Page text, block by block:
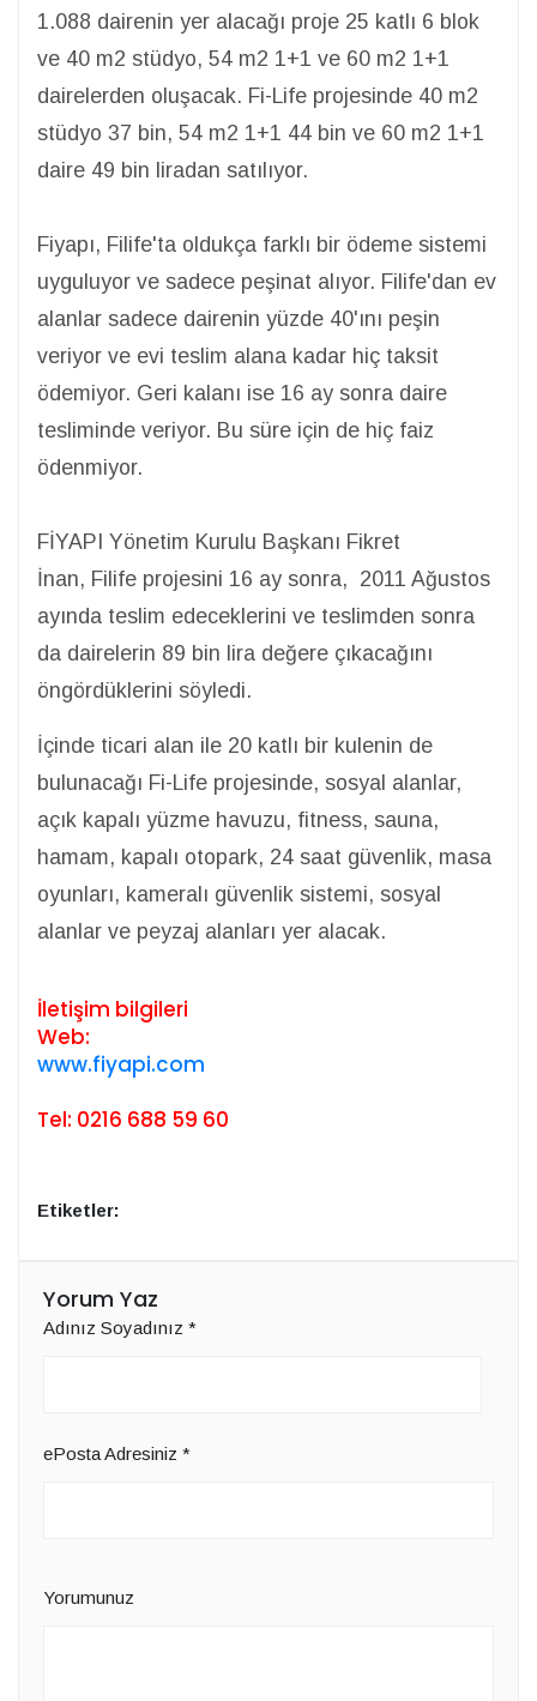
1.088 dairenin yer alacağı proje 25 katlı 6 blok
ve 40 m2 stüdyo, 54 m2 1+1 ve 60 m2 1+1
dairelerden oluşacak. Fi-Life projesinde 40 m2
stüdyo 37 bin, 54 m2 1+1 44 bin ve 60 m2 1+1
daire 49 bin liradan satılıyor.
Fiyapı, Filife'ta oldukça farklı bir ödeme sistemi
uyguluyor ve sadece peşinat alıyor. Filife'dan ev
alanlar sadece dairenin yüzde 40'ını peşin
veriyor ve evi teslim alana kadar hiç taksit
ödemiyor. Geri kalanı ise 16 ay sonra daire
tesliminde veriyor. Bu süre için de hiç faiz
ödenmiyor.
FİYAPI Yönetim Kurulu Başkanı Fikret
İnan, Filife projesini 16 ay sonra, 2011 Ağustos
ayında teslim edeceklerini ve teslimden sonra
da dairelerin 89 bin lira değere çıkacağını
öngördüklerini söyledi.
İçinde ticari alan ile 20 katlı bir kulenin de
bulunacağı Fi-Life projesinde, sosyal alanlar,
açık kapalı yüzme havuzu, fitness, sauna,
hamam, kapalı otopark, 24 saat güvenlik, masa
oyunları, kameralı güvenlik sistemi, sosyal
alanlar ve peyzaj alanları yer alacak.
İletişim bilgileri
Web:
www.fiyapi.com
Tel: 0216 688 59 60
Etiketler:
Yorum Yaz
Adınız Soyadınız *
ePosta Adresiniz *
Yorumunuz